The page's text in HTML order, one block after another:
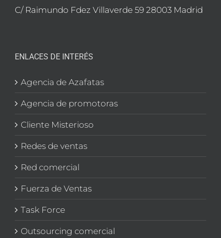
C/ Raimundo Fdez Villaverde 59 28003 Madrid
ENLACES DE INTERÉS
Agencia de Azafatas
Agencia de promotoras
Cliente Misterioso
Redes de ventas
Red comercial
Fuerza de Ventas
Task Force
Outsourcing comercial